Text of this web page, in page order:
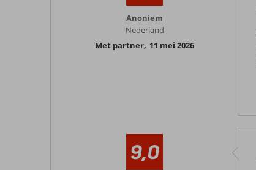
Anoniem
Nederland
Met partner, 11 mei 2026
9,0